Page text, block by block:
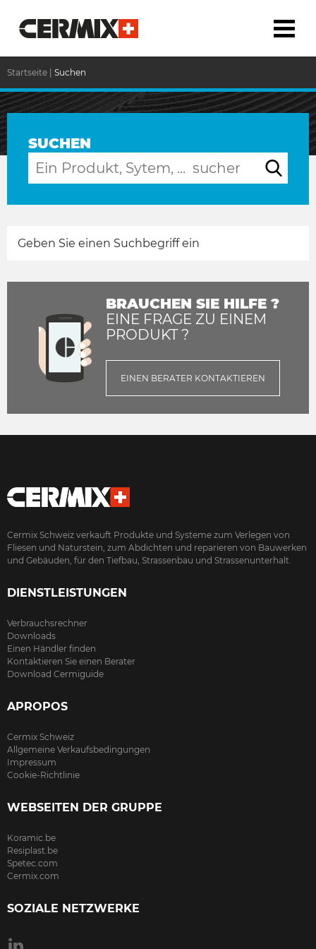
Startseite Suchen
SUCHEN
Geben Sie einen Suchbegriff ein
BRAUCHEN SIE HILFE ?
EINE FRAGE ZU EINEM
PRODUKT ?
EINEN BERATER KONTAKTIEREN
Cermix Schweiz verkauft Produkte und Systeme zum Verlegen von
Fliesen und Naturstein, zum Abdichten und reparieren von Bauwerken
und Gebäuden, für den Tiefbau, Strassenbau und Strassenunterhalt.
DIENSTLEISTUNGEN
Verbrauchsrechner
Downloads
Einen Händler finden
Kontaktieren Sie einen Berater
Download Cermiguide
APROPOS
Cermix Schweiz
Allgemeine Verkaufsbedingungen
Impressum
Cookie-Richtlinie
WEBSEITEN DER GRUPPE
Koramic.be
Resiplast.be
Spetec.com
Cermix.com
SOZIALE NETZWERKE